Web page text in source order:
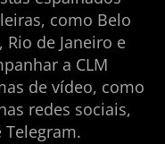
como Belo
de Janeiro e
a CLM
de vídeo, como
redes sociais,